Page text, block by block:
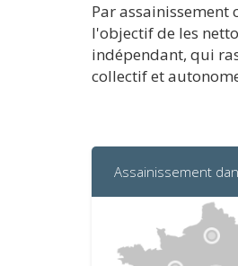
Par assainissement
l'objectif de les
indépendant, qui
collectif et
Assainissement